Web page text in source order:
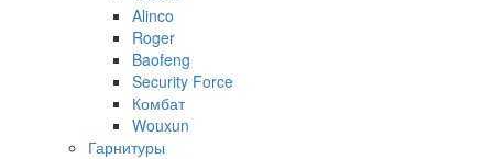
Alinco
Roger
Baofeng
Security Force
Комбат
Wouxun
Гарнитуры